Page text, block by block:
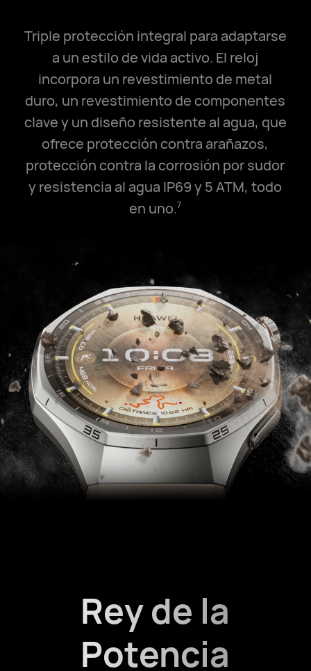
Triple protección integral para adaptarse
a un estilo de vida activo. El reloj
incorpora un revestimiento de metal
duro, un revestimiento de componentes
clave y un diseño resistente al agua, que
ofrece protección contra arañazos,
protección contra la corrosión por sudor
y resistencia al agua IP69 y 5 ATM, todo
en uno.7
Rey de la
Potencia